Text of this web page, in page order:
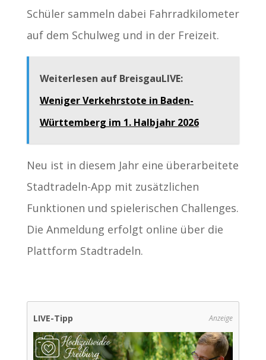
Schüler sammeln dabei Fahrradkilometer
auf dem Schulweg und in der Freizeit.
Weiterlesen auf BreisgauLIVE:
Weniger Verkehrstote in Baden-
Württemberg im 1. Halbjahr 2026
Neu ist in diesem Jahr eine überarbeitete
Stadtradeln-App mit zusätzlichen
Funktionen und spielerischen Challenges.
Die Anmeldung erfolgt online über die
Plattform Stadtradeln.
LIVE-Tipp Anzeige